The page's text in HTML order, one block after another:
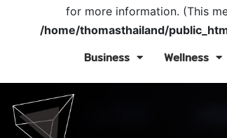
for more information. (This
/home/thomasthailand/
Business Wellness